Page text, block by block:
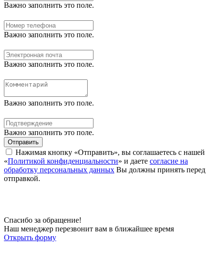
Важно заполнить это поле.
Важно заполнить это поле.
Важно заполнить это поле.
Важно заполнить это поле.
Важно заполнить это поле.
Отправить
Нажимая кнопку «Отправить», вы соглашаетесь с нашей
«Политикой конфиденциальности» и даете согласие на
обработку персональных данных Вы должны принять перед
отправкой.
Спасибо за обращение!
Наш менеджер перезвонит вам в ближайшее время
Открыть форму